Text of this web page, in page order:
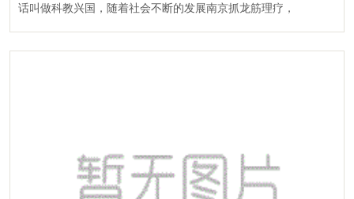
话叫做科教兴国，随着社会不断的发展南京抓龙筋理疗，